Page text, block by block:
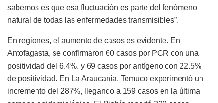
sabemos es que esa fluctuación es parte del fenómeno
natural de todas las enfermedades transmisibles”.
En regiones, el aumento de casos es evidente. En
Antofagasta, se confirmaron 60 casos por PCR con una
positividad del 6,4%, y 69 casos por antígeno con 22,5%
de positividad. En La Araucanía, Temuco experimentó un
incremento del 287%, llegando a 159 casos en la última